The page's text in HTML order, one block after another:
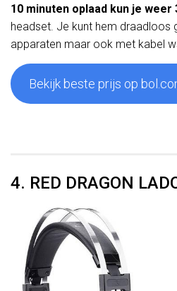
10 minuten oplaad kun je
headset. Je kunt hem draadloos
apparaten maar ook met kabel
Bekijk beste prijs op
4. RED DRAGON